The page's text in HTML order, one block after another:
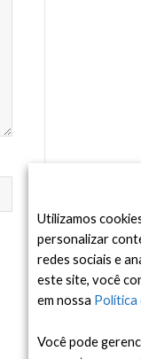
Utilizamos
personalizar
redes sociais e
este site, você
em nossa Política
Você pode